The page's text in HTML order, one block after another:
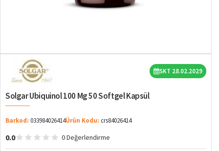
SKT 28.02.2029
Solgar Ubiquinol 100 Mg 50 Softgel Kapsül
Barkod: 033984026414Ürün Kodu: crs84026414
0.0 0 Değerlendirme